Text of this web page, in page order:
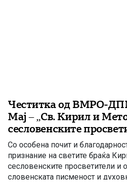
Честитка од ВМРО-
Мај – „Св. Кирил и
сесловенските
Со особена почит и
признание на светите браќа
сесловенските просветители
словенската писменост и